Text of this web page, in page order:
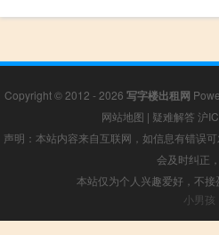
Copyright © 2012 - 2026 写字楼出租网
网站地图 | 疑难解答 沪
声明：本站内容来自互联网，如信息有错误
会及时纠正
本站仅为个人兴趣爱好，不
小男孩